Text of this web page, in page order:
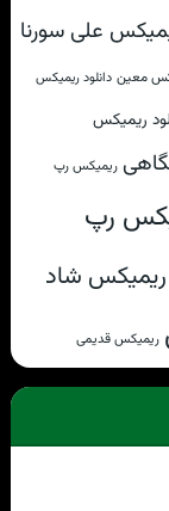
علی سورنا
معین دانلود ریمیکس
ریمیکس
ریمیکس رپ
رپ
ریمیکس شاد
ریمیکس قدیمی